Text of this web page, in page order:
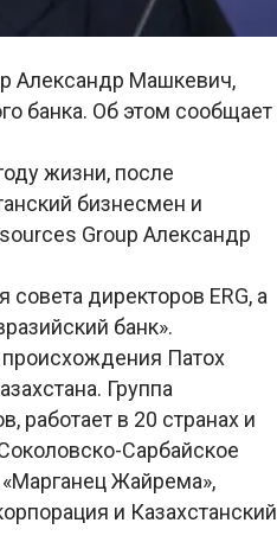
Александр Машкевич,
банка. Об этом сообщает
жизни, после
бизнесмен и
Group Aлександр
директоров ERG, а
банк».
происхождения Патох
Группа
работает в 20 странах и
Сарбайское
Жайрема»,
и Казахстанский